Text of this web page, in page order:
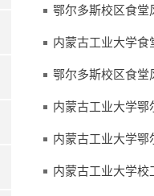
鄂尔多斯校区食堂
内蒙古工业大学食
鄂尔多斯校区食堂
内蒙古工业大学鄂
内蒙古工业大学鄂
内蒙古工业大学校